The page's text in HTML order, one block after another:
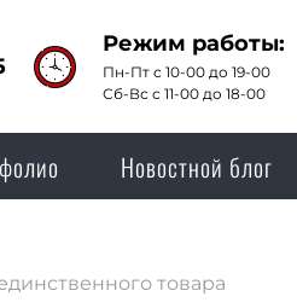
Режим работы:
Пн-Пт с 10-00 до 19-00
Сб-Вс с 11-00 до 18-00
Новостной блог
товара